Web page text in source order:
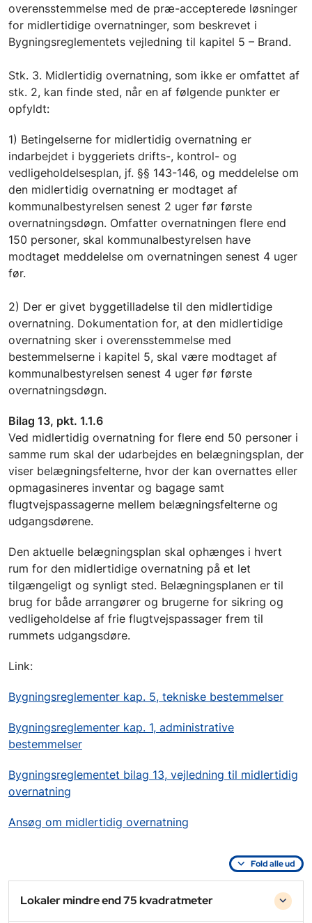
overensstemmelse med de præ-accepterede løsninger
for midlertidige overnatninger, som beskrevet i
Bygningsreglementets vejledning til kapitel 5 – Brand.
Stk. 3. Midlertidig overnatning, som ikke er omfattet af
stk. 2, kan finde sted, når en af følgende punkter er
opfyldt:
1) Betingelserne for midlertidig overnatning er
indarbejdet i byggeriets drifts-, kontrol- og
vedligeholdelsesplan, jf. §§ 143-146, og meddelelse om
den midlertidig overnatning er modtaget af
kommunalbestyrelsen senest 2 uger før første
overnatningsdøgn. Omfatter overnatningen flere end
150 personer, skal kommunalbestyrelsen have
modtaget meddelelse om overnatningen senest 4 uger
før.
2) Der er givet byggetilladelse til den midlertidige
overnatning. Dokumentation for, at den midlertidige
overnatning sker i overensstemmelse med
bestemmelserne i kapitel 5, skal være modtaget af
kommunalbestyrelsen senest 4 uger før første
overnatningsdøgn.
Bilag 13, pkt. 1.1.6
Ved midlertidig overnatning for flere end 50 personer i
samme rum skal der udarbejdes en belægningsplan, der
viser belægningsfelterne, hvor der kan overnattes eller
opmagasineres inventar og bagage samt
flugtvejspassagerne mellem belægningsfelterne og
udgangsdørene.
Den aktuelle belægningsplan skal ophænges i hvert
rum for den midlertidige overnatning på et let
tilgængeligt og synligt sted. Belægningsplanen er til
brug for både arrangører og brugerne for sikring og
vedligeholdelse af frie flugtvejspassager frem til
rummets udgangsdøre.
Link:
Bygningsreglementer kap. 5, tekniske bestemmelser
Bygningsreglementer kap. 1, administrative
bestemmelser
Bygningsreglementet bilag 13, vejledning til midlertidig
overnatning
Ansøg om midlertidig overnatning
Fold alle ud
Lokaler mindre end 75 kvadratmeter